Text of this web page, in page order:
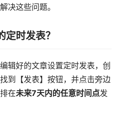
决这些问题。
时发表？
辑好的文章设置定时发表，创
到【发表】按钮，并点击旁边
在未来7天内的任意时间点发